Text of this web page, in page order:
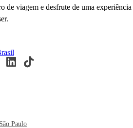
de viagem e desfrute de uma experiência
Paulo